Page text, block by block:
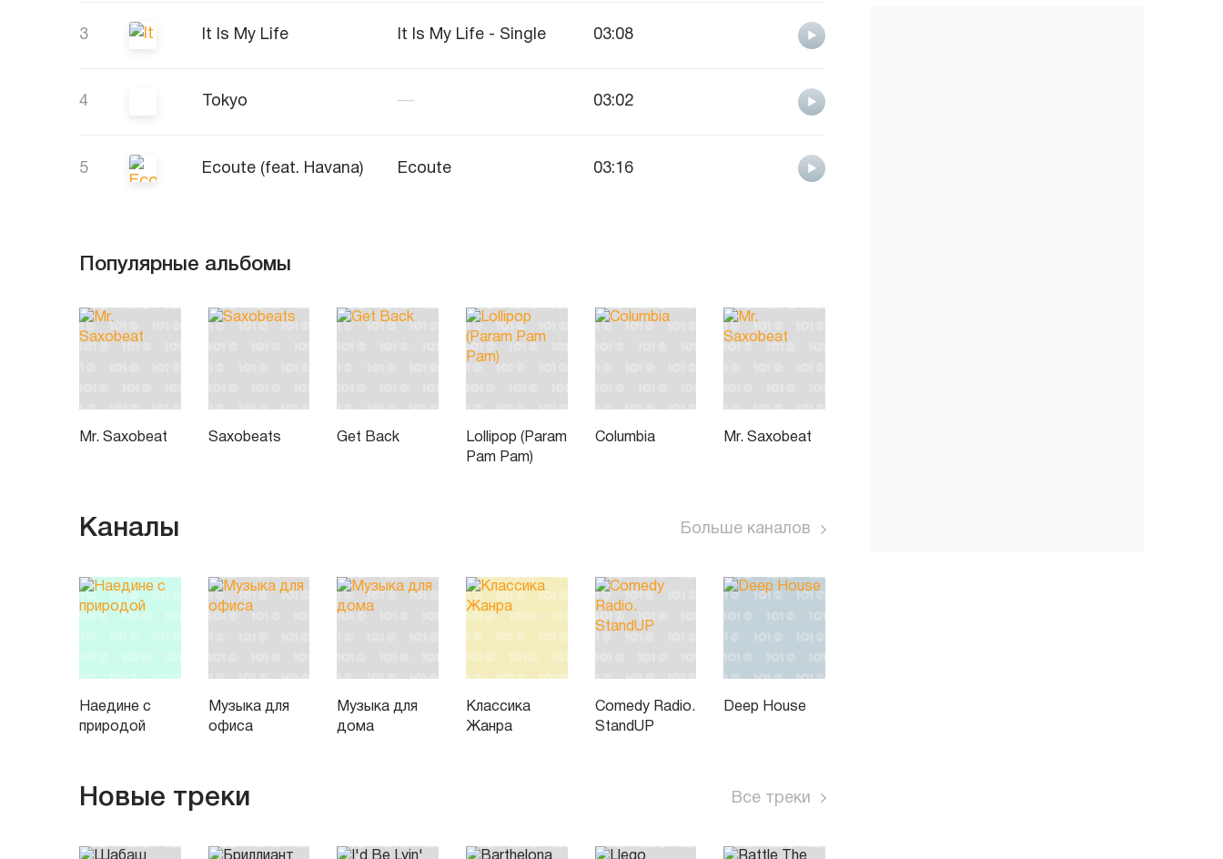
3 It Is My Life It Is My Life - Single 03:08
4 Tokyo — 03:02
5 Ecoute (feat. Havana) Ecoute 03:16
Популярные альбомы
Mr. Saxobeat Saxobeats Get Back
Lollipop (Param
Pam Pam)
Columbia Mr. Saxobeat
Каналы Больше каналов
Наедине с
природой
Музыка для
офиса
Музыка для
дома
Классика
Жанра
Comedy Radio.
StandUP
Deep House
Новые треки Все треки